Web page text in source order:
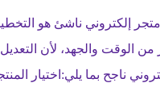
إلكتروني ناشئ هو
من الوقت والجهد، لأن
ناجح بما يلي:اختيار